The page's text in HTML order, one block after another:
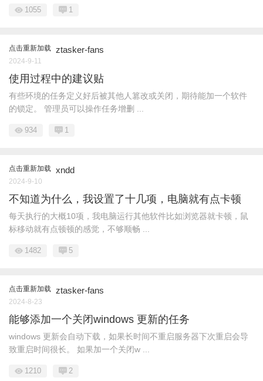
1055 1
点击重新加载 ztasker-fans
2024-9-11
使用过程中的建议贴
有些环境的任务定义好后被其他人篡改或关闭，期待能加一个软件
的锁定。 管理员可以操作任务增删 ...
934 1
点击重新加载 xndd
2024-9-10
不知道为什么，我设置了十几项，电脑就有点卡顿
每天执行的大概10项，我电脑运行其他软件比如浏览器就卡顿，鼠
标移动就有点顿顿的感觉，不够顺畅 ...
1482 5
点击重新加载 ztasker-fans
2024-8-23
能够添加一个关闭windows 更新的任务
windows 更新会自动下载，如果长时间不重启服务器下次重启会导
致重启时间很长。 如果加一个关闭w ...
1210 2